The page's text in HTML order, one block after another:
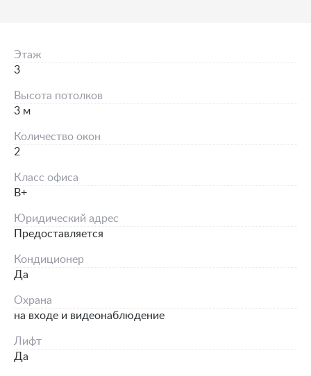
Этаж
3
Высота потолков
3 м
Количество окон
2
Класс офиса
B+
Юридический адрес
Предоставляется
Кондиционер
Да
Охрана
на входе и видеонаблюдение
Лифт
Да